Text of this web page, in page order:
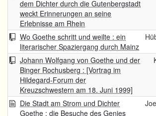
dem Dichter durch die Gutenbergstadt
weckt Erinnerungen an seine
Erlebnisse am Rhein
Wo Goethe schritt und weilte : ein
literarischer Spaziergang durch Mainz
Johann Wolfgang von Goethe und der
Binger Rochusberg : [Vortrag im
Hildegard-Forum der
Kreuzschwestern am 18. Juni 1999]
Die Stadt am Strom und Dichter
Goethe : die Besuche des Genies